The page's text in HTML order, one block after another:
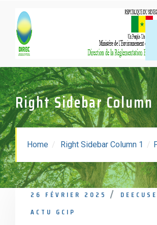
Right Sidebar Column
Home Right Sidebar Column 1
26 FÉVRIER 2025
ACTU GCIP